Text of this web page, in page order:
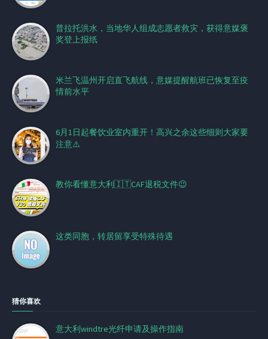
普拉托洪水，当地华人组成志愿者救灾，获得意媒褒
奖登上报纸
米兰飞温州开启直飞航线，意媒提醒航班已恢复至疫
情前水平
6月1日起餐饮业室内重开！高兴之余这些细则大家要
注意⚠️
教你看懂意大利🇮🇹CAF退税文件😉
这类同胞，转居留享受特殊待遇
猜你喜欢
意大利windtre光纤申请及操作指南